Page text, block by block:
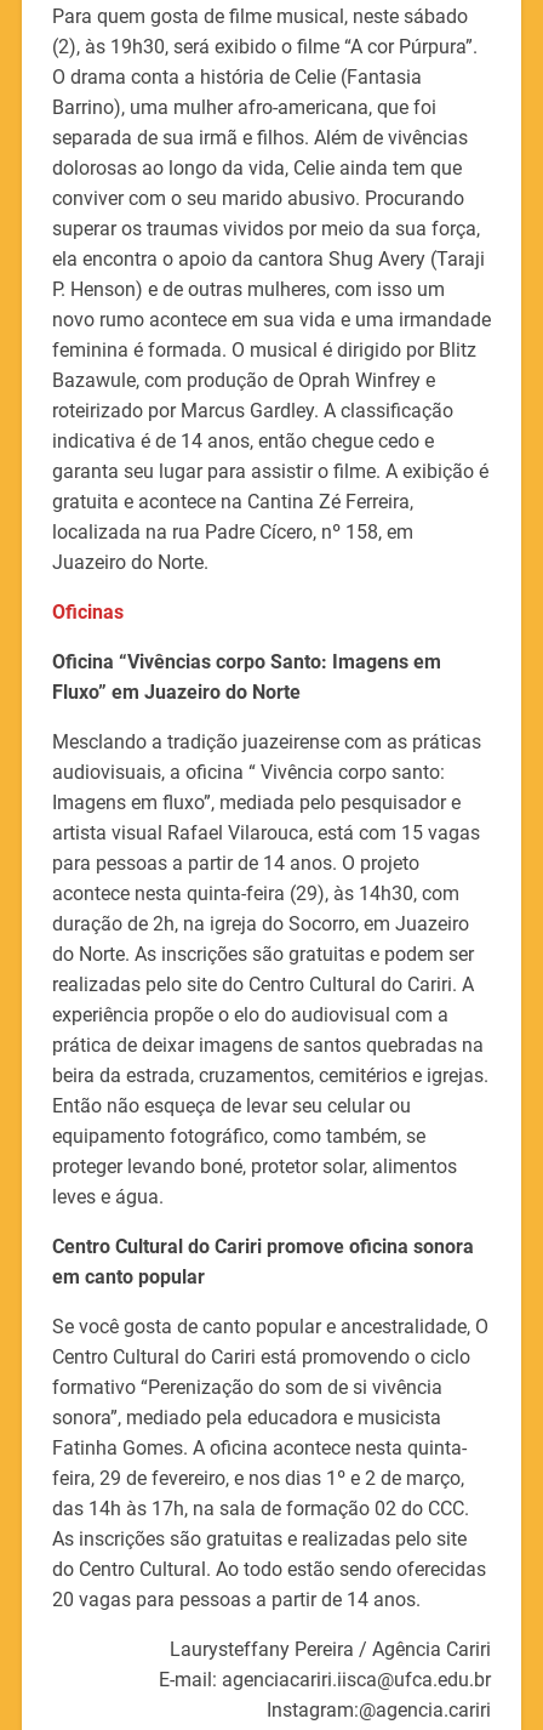
Para quem gosta de filme musical, neste sábado
(2), às 19h30, será exibido o filme “A cor Púrpura”.
O drama conta a história de Celie (Fantasia
Barrino), uma mulher afro-americana, que foi
separada de sua irmã e filhos. Além de vivências
dolorosas ao longo da vida, Celie ainda tem que
conviver com o seu marido abusivo. Procurando
superar os traumas vividos por meio da sua força,
ela encontra o apoio da cantora Shug Avery (Taraji
P. Henson) e de outras mulheres, com isso um
novo rumo acontece em sua vida e uma irmandade
feminina é formada. O musical é dirigido por Blitz
Bazawule, com produção de Oprah Winfrey e
roteirizado por Marcus Gardley. A classificação
indicativa é de 14 anos, então chegue cedo e
garanta seu lugar para assistir o filme. A exibição é
gratuita e acontece na Cantina Zé Ferreira,
localizada na rua Padre Cícero, nº 158, em
Juazeiro do Norte.
Oficinas
Oficina “Vivências corpo Santo: Imagens em
Fluxo” em Juazeiro do Norte
Mesclando a tradição juazeirense com as práticas
audiovisuais, a oficina “ Vivência corpo santo:
Imagens em fluxo”, mediada pelo pesquisador e
artista visual Rafael Vilarouca, está com 15 vagas
para pessoas a partir de 14 anos. O projeto
acontece nesta quinta-feira (29), às 14h30, com
duração de 2h, na igreja do Socorro, em Juazeiro
do Norte. As inscrições são gratuitas e podem ser
realizadas pelo site do Centro Cultural do Cariri. A
experiência propõe o elo do audiovisual com a
prática de deixar imagens de santos quebradas na
beira da estrada, cruzamentos, cemitérios e igrejas.
Então não esqueça de levar seu celular ou
equipamento fotográfico, como também, se
proteger levando boné, protetor solar, alimentos
leves e água.
Centro Cultural do Cariri promove oficina sonora
em canto popular
Se você gosta de canto popular e ancestralidade, O
Centro Cultural do Cariri está promovendo o ciclo
formativo “Perenização do som de si vivência
sonora”, mediado pela educadora e musicista
Fatinha Gomes. A oficina acontece nesta quinta-
feira, 29 de fevereiro, e nos dias 1º e 2 de março,
das 14h às 17h, na sala de formação 02 do CCC.
As inscrições são gratuitas e realizadas pelo site
do Centro Cultural. Ao todo estão sendo oferecidas
20 vagas para pessoas a partir de 14 anos.
Laurysteffany Pereira / Agência Cariri
E-mail: agenciacariri.iisca@ufca.edu.br
Instagram:@agencia.cariri